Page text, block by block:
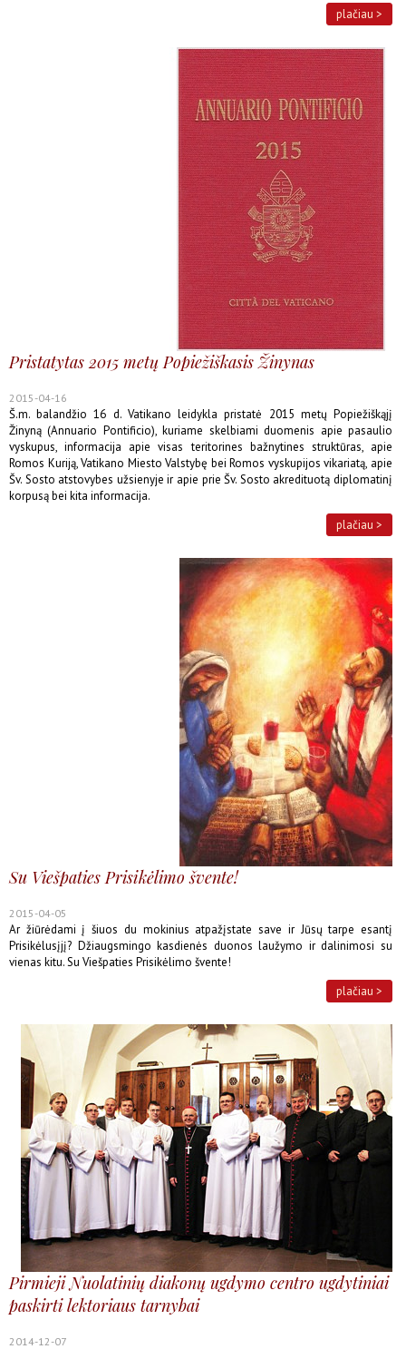
plačiau >
Pristatytas 2015 metų Popiežiškasis Žinynas
2015-04-16
Š.m. balandžio 16 d. Vatikano leidykla pristatė 2015 metų Popiežiškąjį
Žinyną (Annuario Pontificio), kuriame skelbiami duomenis apie pasaulio
vyskupus, informacija apie visas teritorines bažnytines struktūras, apie
Romos Kuriją, Vatikano Miesto Valstybę bei Romos vyskupijos vikariatą, apie
Šv. Sosto atstovybes užsienyje ir apie prie Šv. Sosto akredituotą diplomatinį
korpusą bei kita informacija.
plačiau >
Su Viešpaties Prisikėlimo švente!
2015-04-05
Ar žiūrėdami į šiuos du mokinius atpažįstate save ir Jūsų tarpe esantį
Prisikėlusįjį? Džiaugsmingo kasdienės duonos laužymo ir dalinimosi su
vienas kitu. Su Viešpaties Prisikėlimo švente!
plačiau >
Pirmieji Nuolatinių diakonų ugdymo centro ugdytiniai
paskirti lektoriaus tarnybai
2014-12-07